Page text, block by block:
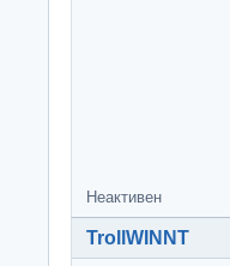
Неактивен
TrollWINNT